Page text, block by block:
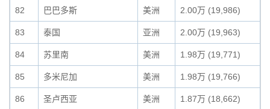
82 巴巴多斯 美洲 2.00万 (19,986)
83 泰国 亚洲 2.00万 (19,963)
84 苏里南 美洲 1.98万 (19,771)
85 多米尼加 美洲 1.98万 (19,766)
86 圣卢西亚 美洲 1.87万 (18,662)